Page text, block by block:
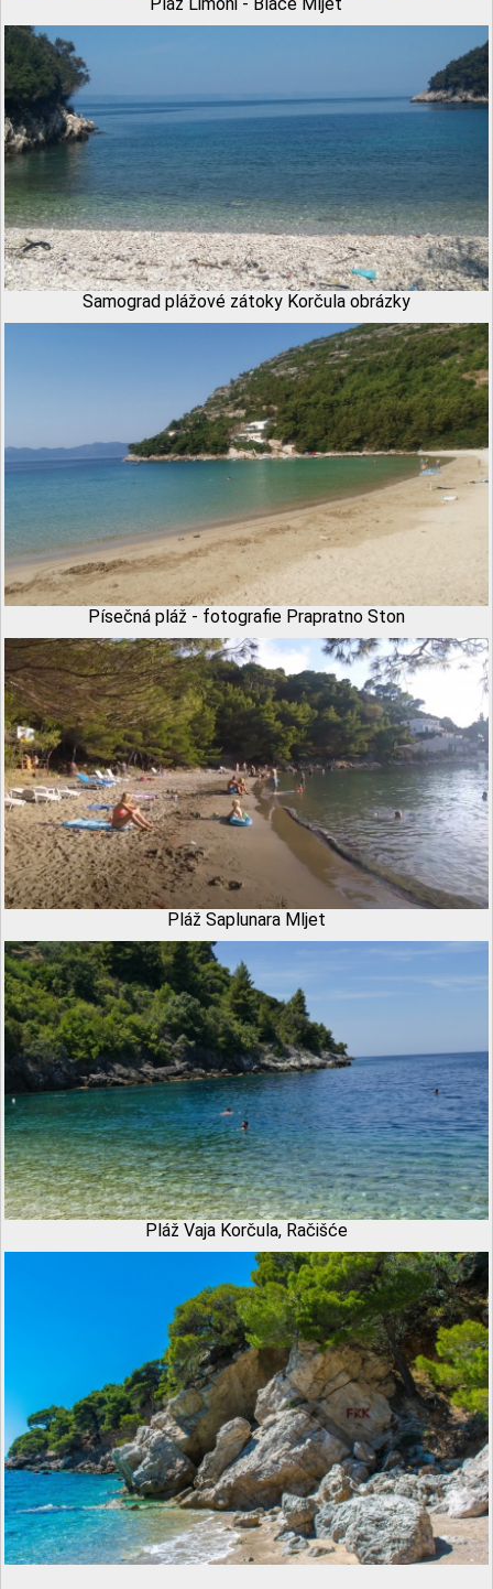
Samograd plážové zátoky Korčula obrázky
Písečná pláž - fotografie Prapratno Ston
Pláž Saplunara Mljet
Pláž Vaja Korčula, Račišće